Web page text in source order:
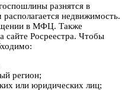
разнятся в
недвижимость.
в МФЦ. Также
сайте Росреестра. Чтобы
регион;
или юридических лиц;